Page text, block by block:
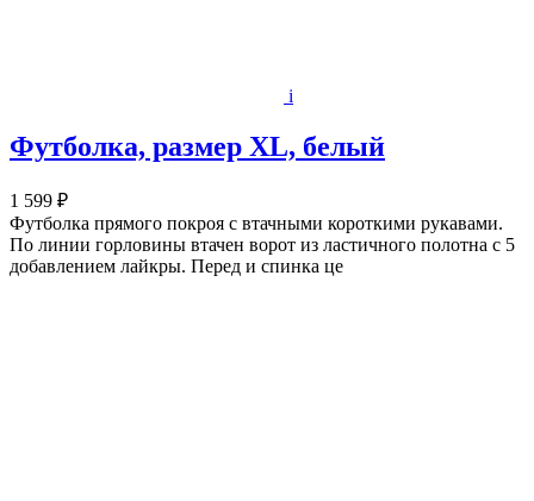
i
Футболка, размер XL, белый
1 599 ₽
Футболка прямого покроя с втачными короткими рукавами.
По линии горловины втачен ворот из ластичного полотна с 5
добавлением лайкры. Перед и спинка це